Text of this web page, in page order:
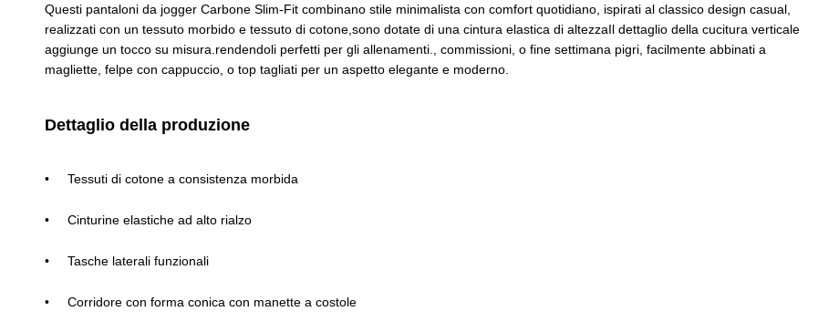
Questi pantaloni da jogger Carbone Slim-Fit combinano stile minimalista con comfort quotidiano, ispirati al classico design casual,
realizzati con un tessuto morbido e tessuto di cotone,sono dotate di una cintura elastica di altezzaIl dettaglio della cucitura verticale
aggiunge un tocco su misura.rendendoli perfetti per gli allenamenti., commissioni, o fine settimana pigri, facilmente abbinati a
magliette, felpe con cappuccio, o top tagliati per un aspetto elegante e moderno.
Dettaglio della produzione
Tessuti di cotone a consistenza morbida
Cinturine elastiche ad alto rialzo
Tasche laterali funzionali
Corridore con forma conica con manette a costole